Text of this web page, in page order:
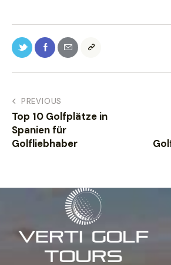
PREVIOUS
Top 10 Golfplätze in
Spanien für
Golfliebhaber